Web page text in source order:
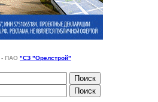
- ПАО "СЗ "Орелстрой"